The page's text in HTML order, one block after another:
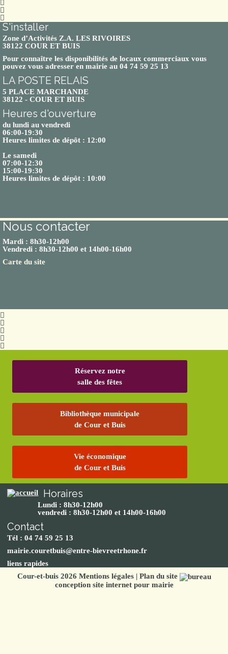
S'installer
Zone d’Activités Z.A. LES RIVOIRES
38122 COUR ET BUIS
Pour connaître les disponibilités de locaux commerciaux vous
pouvez vous adresser en mairie au 04 74 59 25 13
LA POSTE RELAIS
5 PLACE MARCHANDE
38122 - COUR ET BUIS
Heures d'ouverture
du lundi au vendredi
06:00-19:30
Heures limites de dépôt : 12:00
Le samedi
07:00-12:30
15:00-19:30
Heures limites de dépôt : 10:00
Nous contacter
Mardi : 8h30-12h00
Vendredi : 8h30-12h00 et 14h00-16h00
Carte du site
Réservez notre
salle des fêtes
Bibliothèque municipale
de Cour et Buis
Vie économique
de Cour et Buis
Horaires
Lundi : 8h30-12h00
vendredi : 8h30-12h00 et 14h00-16h00
Contact
Tél : 04 74 59 25 13
mairie.couretbuis@entre-bievreetrhone.fr
liens rapides
Cour-et-buis 2026 Mentions légales| Plan du site
conception site internet pour mairie